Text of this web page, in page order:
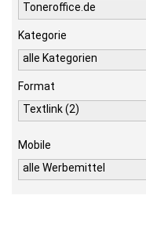
Toneroffice.de
Kategorie
alle Kategorien
Format
Textlink (2)
Mobile
alle Werbemittel